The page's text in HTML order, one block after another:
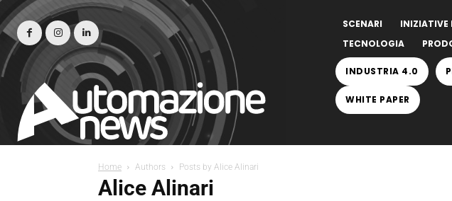
SCENARI INIZIATIVE
TECNOLOGIA
INDUSTRIA 4.0
WHITE PAPER
Home Authors Posts by Alice Alinari
Alice Alinari